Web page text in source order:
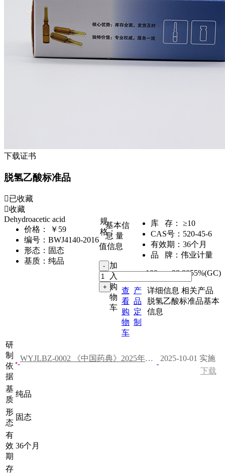
下载证书
脱氢乙酸标准品
已收藏
收藏
Dehydroacetic acid
价格：
￥59
编号： BWJ4140-2016
形态： 固态
基质： 纯品
库 存：
≥10
CAS号： 520-45-6
有效期： 36个月
品 牌： 伟业计量
规
格：
100mg,98.8055%(GC)
加
入
购
物
车
查
看
购
物
车
产
品
定
制
基本信
息 量
值信息
详细信息 相关产品
脱氢乙酸标准品基本
信息
研
制
依
据
WYJLBZ-0002 《中国药典》2025年版 二部
2025-10-01 实施
下载
基
质
纯品
形
态
固态
有
效
期
36个月
存